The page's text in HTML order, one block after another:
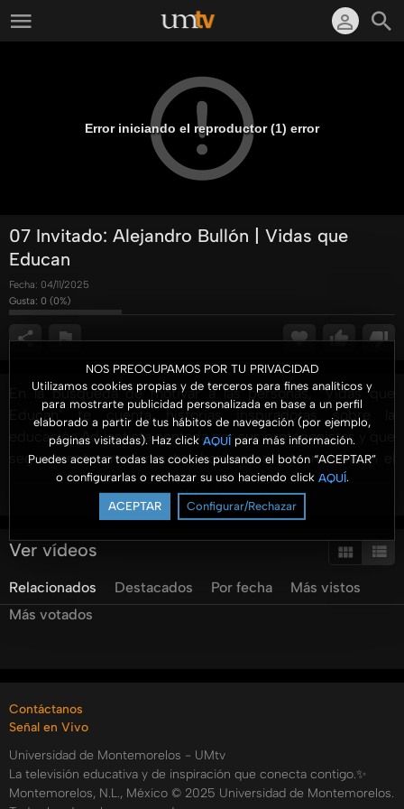
NOS PREOCUPAMOS POR TU PRIVACIDAD
Utilizamos cookies propias y de terceros para fines analíticos y
para mostrarte publicidad personalizada en base a un perfil
elaborado a partir de tus hábitos de navegación (por ejemplo,
páginas visitadas). Haz click AQUÍ para más información.
Puedes aceptar todas las cookies pulsando el botón “ACEPTAR”
o configurarlas o rechazar su uso haciendo click AQUÍ.
ACEPTAR Configurar/Rechazar
Error iniciando el reproductor (1) error
07 Invitado: Alejandro Bullón | Vidas que
Educan
Fecha: 04/11/2025
Gusta: 0 (0%)
En la búsqueda de motivar a las personas, "Vidas que
Educan" te cuenta historias inspiradoras sobre la
educación Adventista contada por sus protagonistas y que
seguramente ampliaran tus horizontes y te mostraran el
gran plan de Dios para cada uno de sus hijos.
Conduce el Dr. Ismael Castillo Osuna, rector de la
Universidad de Montemorelos.
http://www.facebook.com/UmediaPA
Categorías:
Ver más
Ver vídeos
Relacionados Destacados Por fecha
Más vistos
Más votados
Contáctanos
Señal en Vivo
Universidad de Montemorelos - UMtv
La televisión educativa y de inspiración que conecta contigo.✨
Montemorelos, N.L., México © 2025 Universidad de Montemorelos.